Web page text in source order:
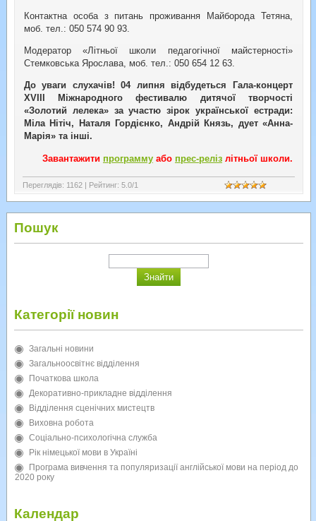
Контактна особа з питань проживання Майборода Тетяна,
моб. тел.: 050 574 90 93.
Модератор «Літньої школи педагогічної майстерності»
Стемковська Ярослава, моб. тел.: 050 654 12 63.
До уваги слухачів! 04 липня відбудеться Гала-концерт
XVIII Міжнародного фестивалю дитячої творчості
«Золотий лелека» за участю зірок української естради:
Міла Нітіч, Наталя Гордієнко, Андрій Князь, дует «Анна-
Марія» та інші.
Завантажити программуабо прес-релізлітньої школи.
Переглядів: 1162 | Рейтинг: 5.0/1
Пошук
Категорії новин
Загальні новини
Загальноосвітнє відділення
Початкова школа
Декоративно-прикладне відділення
Відділення сценічних мистецтв
Виховна робота
Соціально-психологічна служба
Рік німецької мови в Україні
Програма вивчення та популяризації англійської мови на період до
2020 року
Календар